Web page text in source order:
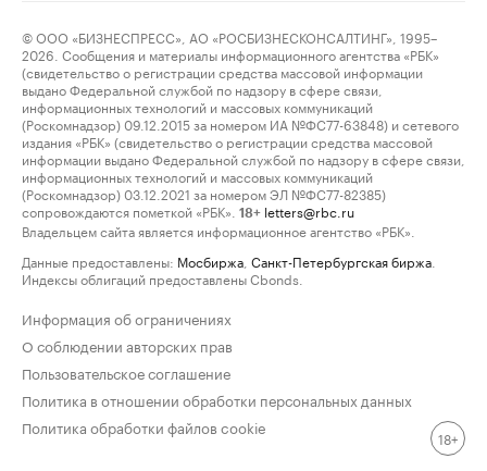
© ООО «БИЗНЕСПРЕСС», АО «РОСБИЗНЕСКОНСАЛТИНГ», 1995–
2026. Сообщения и материалы информационного агентства «РБК»
(свидетельство о регистрации средства массовой информации
выдано Федеральной службой по надзору в сфере связи,
информационных технологий и массовых коммуникаций
(Роскомнадзор) 09.12.2015 за номером ИА №ФС77-63848) и сетевого
издания «РБК» (свидетельство о регистрации средства массовой
информации выдано Федеральной службой по надзору в сфере связи,
информационных технологий и массовых коммуникаций
(Роскомнадзор) 03.12.2021 за номером ЭЛ №ФС77-82385)
сопровождаются пометкой «РБК».
18+ letters@rbc.ru
Владельцем сайта является информационное агентство «РБК».
Данные предоставлены: Мосбиржа Санкт-Петербургская биржа
Индексы облигаций предоставлены Cbonds.
Информация об ограничениях
О соблюдении авторских прав
Пользовательское соглашение
Политика в отношении обработки персональных данных
Политика обработки файлов cookie
18+